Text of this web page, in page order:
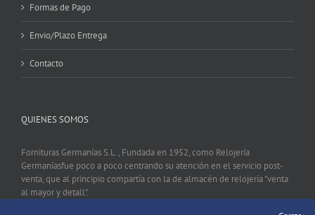
Formas de Pago
Envio/Plazo Entrega
Contacto
QUIENES SOMOS
Fornituras Germanías S.L., Fundada en 1952, como Relojería
Germaníasfue poco a poco centrando su atención en el servicio post-
venta, que al principio compartía con la de almacén de relojería "venta
al mayor y detall".